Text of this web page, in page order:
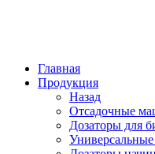
Главная
Продукция
Назад
Отсадочные
Дозаторы для